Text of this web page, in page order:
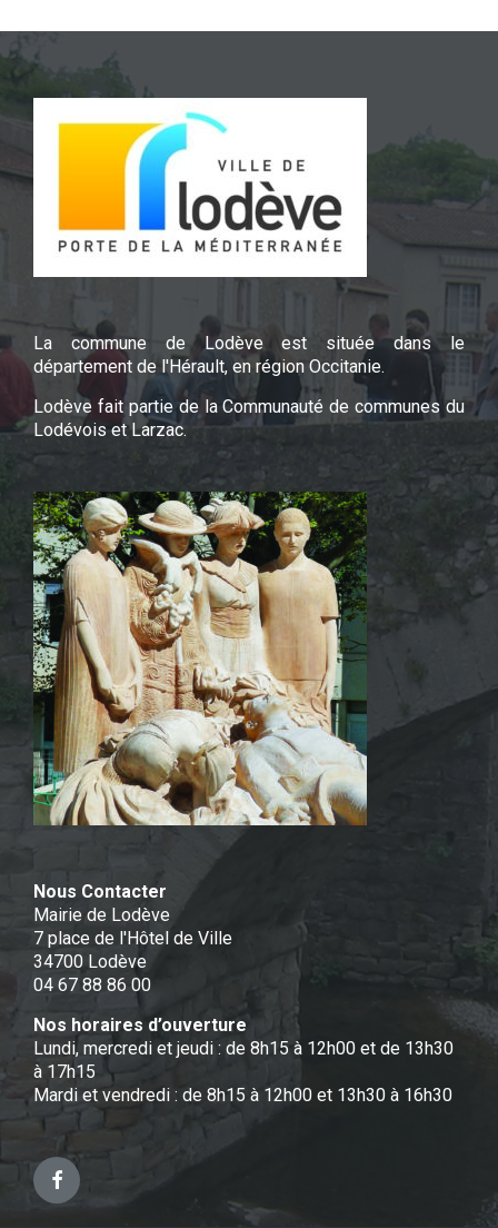
La commune de Lodève est située dans le
département de l'Hérault, en région Occitanie.
Lodève fait partie de la Communauté de communes du
Lodévois et Larzac.
Nous Contacter
Mairie de Lodève
7 place de l'Hôtel de Ville
34700 Lodève
04 67 88 86 00
Nos horaires d’ouverture
Lundi, mercredi et jeudi : de 8h15 à 12h00 et de 13h30
à 17h15
Mardi et vendredi : de 8h15 à 12h00 et 13h30 à 16h30
Facebook